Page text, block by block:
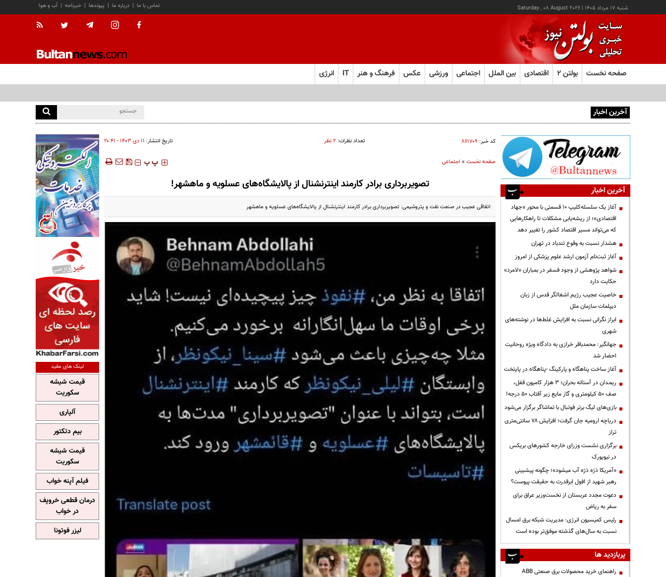
شنبه ۱۷ مرداد ۱۴۰۵ |
Saturday , 08 August 2026 آب و هوا | خبرنامه | پیوندها | درباره ما | تماس با ما
صفحه نخست بولتن ۲ اقتصادی بین الملل اجتماعی ورزشی عکس فرهنگ و هنر IT انرژی
آخرین اخبار
کد خبر: ۸۶۱۷۰۹ تعداد نظرات: ۲ نظر تاریخ انتشار: ۱۱ دی ۱۴۰۳ - ۲۰:۴۱
صفحه نخست» اجتماعی ‍‍‍ پ پ
تصویربرداری برادر کارمند اینترنشنال از پالایشگاه‌های عسلویه و ماهشهر!
اتفاقی عجیب در صنعت نفت و پتروشیمی: تصویربرداری برادر کارمند اینترنشنال از پالایشگاه‌های عسلویه و ماهشهر
آخرین اخبار
آغاز یک سلسله‌کلیپ ۱۰ قسمتی با محور «جهاد
اقتصادی»؛ از ریشه‌یابی مشکلات تا راهکارهایی
که می‌تواند مسیر اقتصاد کشور را تغییر دهد
هشدار نسبت به وقوع تندباد در تهران
آغاز ثبت‌نام آزمون ارشد علوم پزشکی از امروز
شواهد پژوهشی از وجود فسفر در بمباران «لامرد»
حکایت دارد
خاصیت عجیب رژیم اشغالگر قدس از زبان
دیپلمات سازمان ملل
ابراز نگرانی نسبت به افزایش غلط‌ها در نوشته‌های
شهری
جهانگیر: محمدباقر خرازی به دادگاه ویژه روحانیت
احضار شد
آغاز ساخت پناهگاه و پارکینگ -پناهگاه در پایتخت
ریمـدان در آستانه بحران؛ ۳ هزار کامیون قفل،
صف ۵۰ کیلومتری و گاز مایع زیر آفتاب ۵۰ درجه!
بازی‌های لیگ برتر فوتبال با تماشاگر برگزار می‌شود
دریاچه ارومیه جان گرفت؛ افزایش ۷۸ سانتی‌متری
تراز
برگزاری نشست وزرای خارجه کشورهای بریکس
در نیویورک
«آمریکا ذرّه ذرّه آب میشود»؛ چگونه پیشبینی
رهبر شهید از افول ابرقدرت به حقیقت پیوست؟
دعوت مجدد عربستان از نخست‌وزیر عراق برای
سفر به ریاض
رئیس کمیسیون انرژی: مدیریت شبکه برق امسال
نسبت به سال‌های گذشته موفق‌تر بوده است
پربازدید ها
راهنمای خرید محصولات برق صنعتی ABB
لینک های مفید
قیمت شیشه
سکوریت
آلپاری
بیم دتکتور
قیمت شیشه
سکوریت
فیلم آپنه خواب
درمان قطعی خروپف
در خواب
لیزر فوتونا